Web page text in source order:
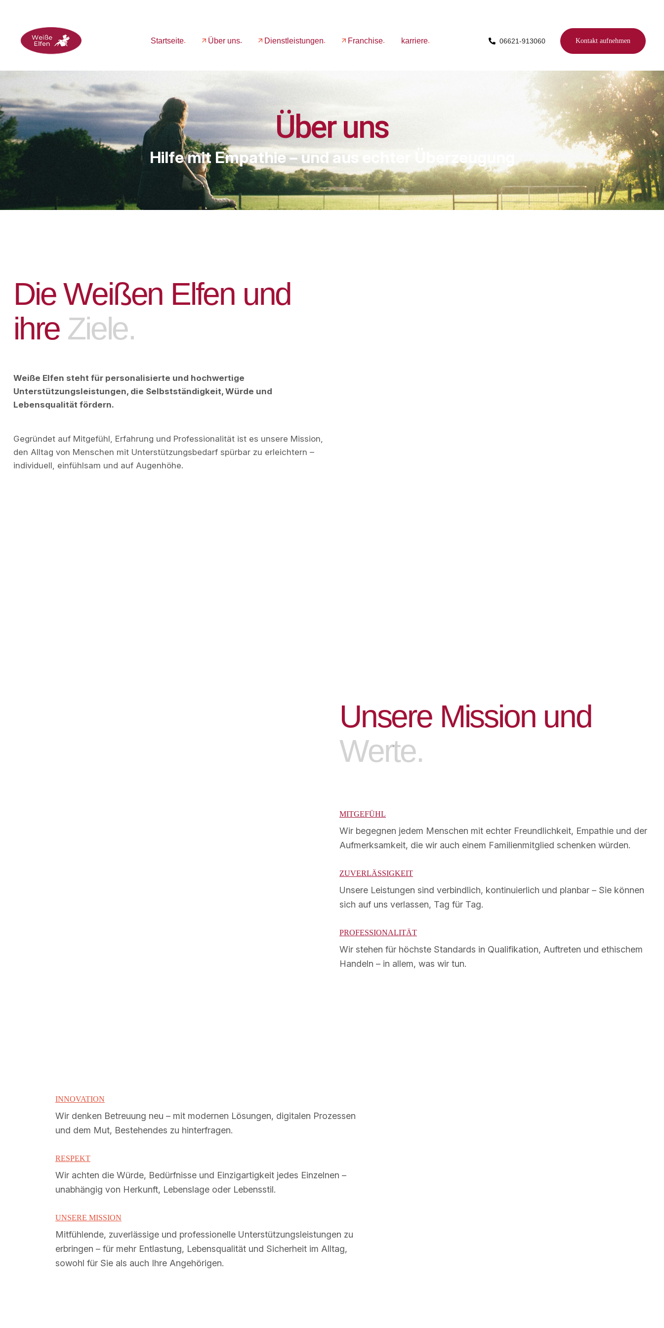
Startseite Über uns Dienstleistungen Franchise karriere 06621-913060 Kontakt aufnehmen
Über uns
Hilfe mit Empathie – und aus echter Überzeugung
Die Weißen Elfen und
ihre Ziele.
Weiße Elfen steht für personalisierte und hochwertige
Unterstützungsleistungen, die Selbstständigkeit, Würde und
Lebensqualität fördern.
Gegründet auf Mitgefühl, Erfahrung und Professionalität ist es unsere Mission,
den Alltag von Menschen mit Unterstützungsbedarf spürbar zu erleichtern –
individuell, einfühlsam und auf Augenhöhe.
Unsere Mission und
Werte.
MITGEFÜHL
Wir begegnen jedem Menschen mit echter Freundlichkeit, Empathie und der
Aufmerksamkeit, die wir auch einem Familienmitglied schenken würden.
ZUVERLÄSSIGKEIT
Unsere Leistungen sind verbindlich, kontinuierlich und planbar – Sie können
sich auf uns verlassen, Tag für Tag.
PROFESSIONALITÄT
Wir stehen für höchste Standards in Qualifikation, Auftreten und ethischem
Handeln – in allem, was wir tun.
INNOVATION
Wir denken Betreuung neu – mit modernen Lösungen, digitalen Prozessen
und dem Mut, Bestehendes zu hinterfragen.
RESPEKT
Wir achten die Würde, Bedürfnisse und Einzigartigkeit jedes Einzelnen –
unabhängig von Herkunft, Lebenslage oder Lebensstil.
UNSERE MISSION
Mitfühlende, zuverlässige und professionelle Unterstützungsleistungen zu
erbringen – für mehr Entlastung, Lebensqualität und Sicherheit im Alltag,
sowohl für Sie als auch Ihre Angehörigen.